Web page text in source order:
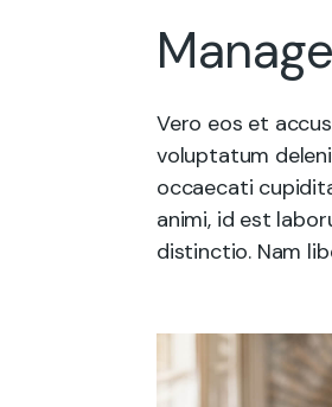
Vero eos et
voluptatum
occaecati
animi, id est
distinctio. Nam